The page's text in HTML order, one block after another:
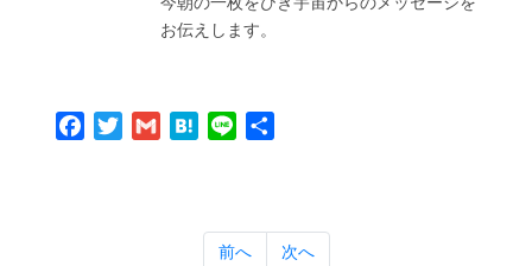
お伝えします。
Facebook
TwitterGmail Hatena
Line
前へ 次へ